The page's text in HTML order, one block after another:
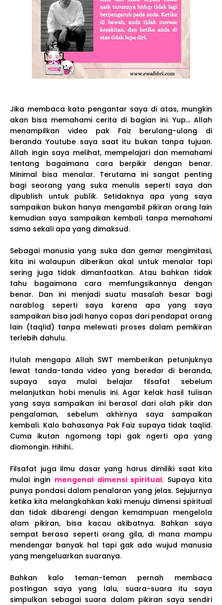
Jika membaca kata pengantar saya di atas, mungkin
akan bisa memahami cerita di bagian ini. Yup... Allah
menampilkan video pak Faiz berulang-ulang di
beranda Youtube saya saat itu bukan tanpa tujuan.
Allah ingin saya melihat, mempelajari dan memahami
tentang bagaimana cara berpikir dengan benar.
Minimal bisa menalar. Terutama ini sangat penting
bagi seorang yang suka menulis seperti saya dan
dipublish untuk publik. Setidaknya apa yang saya
sampaikan bukan hanya mengambil pikiran orang lain
kemudian saya sampaikan kembali tanpa memahami
sama sekali apa yang dimaksud.
Sebagai manusia yang suka dan gemar mengimitasi,
kita ini walaupun diberikan akal untuk menalar tapi
sering juga tidak dimanfaatkan. Atau bahkan tidak
tahu bagaimana cara memfungsikannya dengan
benar. Dan ini menjadi suatu masalah besar bagi
narablog seperti saya karena apa yang saya
sampaikan bisa jadi hanya copas dari pendapat orang
lain (taqlid) tanpa melewati proses dalam pemikiran
terlebih dahulu.
Itulah mengapa Allah SWT memberikan petunjuknya
lewat tanda-tanda video yang beredar di beranda,
supaya saya mulai belajar filsafat sebelum
melanjutkan hobi menulis ini. Agar kelak hasil tulisan
yang saya sampaikan ini berasal dari olah pikir dan
pengalaman, sebelum akhirnya saya sampaikan
kembali. Kalo bahasanya Pak Faiz supaya tidak taqlid.
Cuma ikutan ngomong tapi gak ngerti apa yang
diomongin. Hihihi..
Filsafat juga ilmu dasar yang harus dimiliki saat kita
mulai ingin mengenal dimensi spiritual. Supaya kita
punya pondasi dalam penalaran yang jelas. Sejujurnya
ketika kita melangkahkan kaki menuju dimensi spiritual
dan tidak dibarengi dengan kemampuan mengelola
alam pikiran, bisa kacau akibatnya. Bahkan saya
sempat berasa seperti orang gila, di mana mampu
mendengar banyak hal tapi gak ada wujud manusia
yang mengeluarkan suaranya.
Bahkan kalo teman-teman pernah membaca
postingan saya yang lalu, suara-suara itu saya
simpulkan sebagai suara dalam pikiran saya sendiri